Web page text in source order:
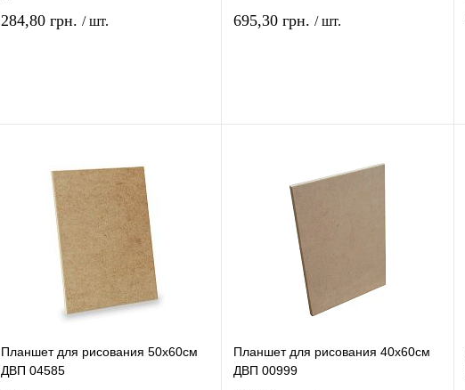
284,80 грн. / шт.
В избранное
наличии
695,30 грн. / шт.
Планшет для рисования 50х60см
ДВП 04585
Планшет для рисования 40х60см
ДВП 00999